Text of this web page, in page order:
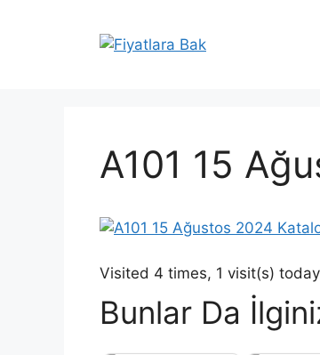
A101 15
Visited 4 times, 1 visit(s) today
Bunlar Da